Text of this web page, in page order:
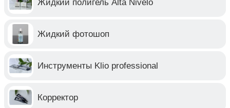
Жидкий полигель Alta Nivelo
Жидкий фотошоп
Инструменты Klio professional
Корректор